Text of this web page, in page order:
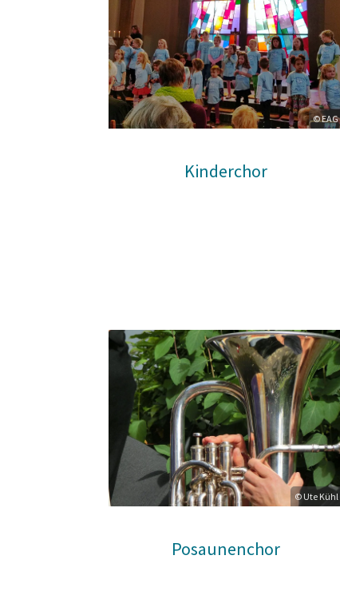
© EAG
Kinderchor
© Ute Kühl
Posaunenchor